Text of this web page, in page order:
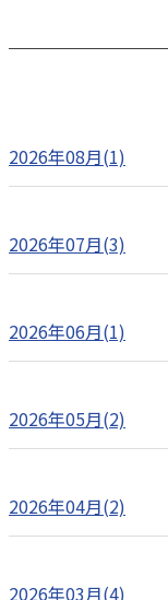
2026年08月(1)
2026年07月(3)
2026年06月(1)
2026年05月(2)
2026年04月(2)
2026年03月(4)